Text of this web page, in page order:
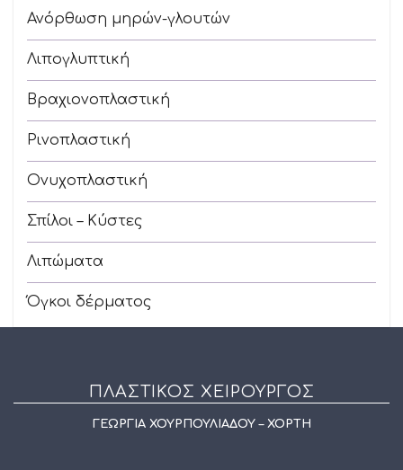
Ανόρθωση μηρών-γλουτών
Λιπογλυπτική
Βραχιονοπλαστική
Ρινοπλαστική
Ονυχοπλαστική
Σπίλοι – Κύστες
Λιπώματα
Όγκοι δέρματος
ΠΛΑΣΤΙΚΌΣ ΧΕΙΡΟΥΡΓΌΣ
ΓΕΩΡΓΙΑ ΧΟΥΡΠΟΥΛΙΑΔΟΥ – ΧΟΡΤΗ